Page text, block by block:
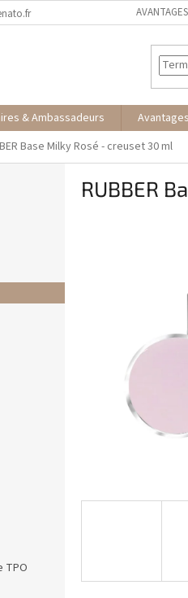
AVANTAGES
& Ambassadeurs Avantages
Base Milky Rosé - creuset 30 ml
TPO
RUBBER